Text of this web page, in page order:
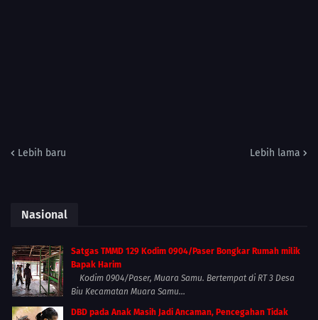
Lebih baru Lebih lama
Nasional
Satgas TMMD 129 Kodim 0904/Paser Bongkar Rumah milik
Bapak Harim
Kodim 0904/Paser, Muara Samu. Bertempat di RT 3 Desa
Biu Kecamatan Muara Samu...
DBD pada Anak Masih Jadi Ancaman, Pencegahan Tidak